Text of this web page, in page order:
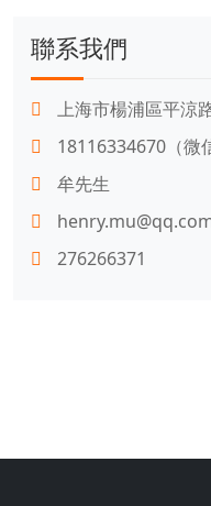
聯系我們
上海市楊浦區平涼
18116334670（微
牟先生
276266371